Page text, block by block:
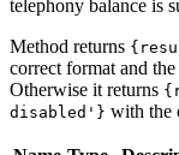
telephony balance is
Method returns
correct format and
Otherwise it returns
disabled'} with the